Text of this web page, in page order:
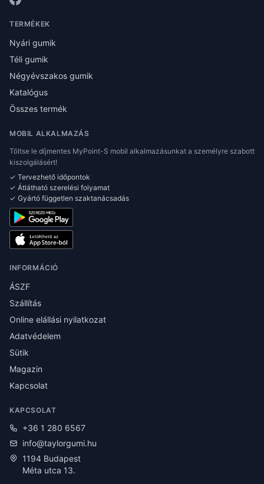
TERMÉKEK
Nyári gumik
Téli gumik
Négyévszakos gumik
Katalógus
Összes termék
MOBIL ALKALMAZÁS
Töltse le díjmentes MyPoint-S mobil alkalmazásunkat a személyre szabott
kiszolgálásért!
✓ Tervezhető időpontok
✓ Átlátható szerelési folyamat
✓ Gyártó független szaktanácsadás
INFORMÁCIÓ
ÁSZF
Szállítás
Online elállási nyilatkozat
Adatvédelem
Sütik
Magazin
Kapcsolat
KAPCSOLAT
+36 1 280 6567
info@taylorgumi.hu
1194 Budapest
Méta utca 13.